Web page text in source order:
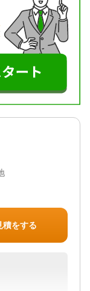
続き / 銀行
可 / 事務所面
積をする